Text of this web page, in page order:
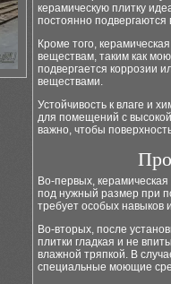
керамическую плитку
постоянно подвергаются
Кроме того,
веществам, таким как
подвергается коррозии
веществами.
Устойчивость к влаге и
для помещений с
важно, чтобы
Во-первых,
под нужный размер при
требует особых навыков
Во-вторых, после
плитки гладкая и не
влажной тряпкой. В
специальные моющие